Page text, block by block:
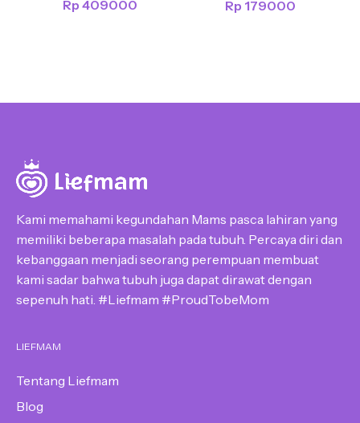
Rp 409000
Rp 179000
Kami memahami kegundahan Mams pasca lahiran yang
memiliki beberapa masalah pada tubuh. Percaya diri dan
kebanggaan menjadi seorang perempuan membuat
kami sadar bahwa tubuh juga dapat dirawat dengan
sepenuh hati. #Liefmam #ProudTobeMom
LIEFMAM
Tentang Liefmam
Blog